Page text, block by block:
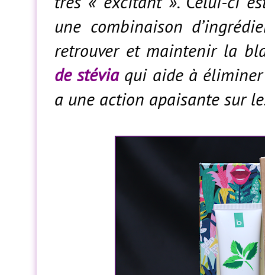
une combinaison
retrouver et maintenir la
de stéviaqui aide à
a une action apaisante sur